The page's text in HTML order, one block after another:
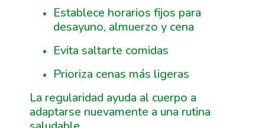
Establece horarios fijos para
desayuno, almuerzo y cena
Evita saltarte comidas
Prioriza cenas más ligeras
La regularidad ayuda al cuerpo a
adaptarse nuevamente a una rutina